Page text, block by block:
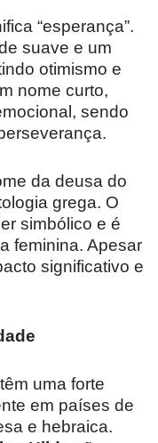
“esperança”.
suave e um
otimismo e
nome curto,
sendo
da deusa do
grega. O
simbólico e é
feminina. Apesar
significativo e
uma forte
em países de
e hebraica.